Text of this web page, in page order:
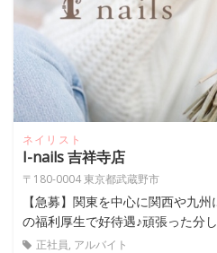
ネイリスト
I-nails 吉祥寺店
〒180-0004 東京都武蔵野市
【急募】関東を中心に関西や九
の福利厚生で好待遇♪頑張った分
正社員, アルバイト